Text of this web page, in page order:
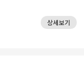
상세보기